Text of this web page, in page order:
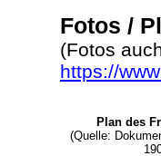
Fotos /
(Fotos
https://
Plan des
(Quelle: